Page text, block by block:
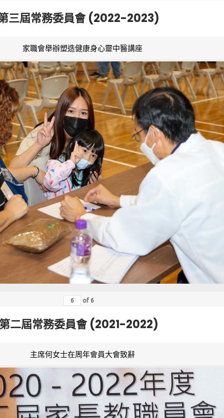
三屆常務委員會 (2022-2023)
家職會舉辦塑造健康身心靈中醫講座
of 6
二屆常務委員會 (2021-2022)
主席何女士在周年會員大會致辭